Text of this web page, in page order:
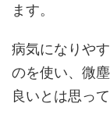
ます。
病気になりや
のを使い、微
良いとは思って